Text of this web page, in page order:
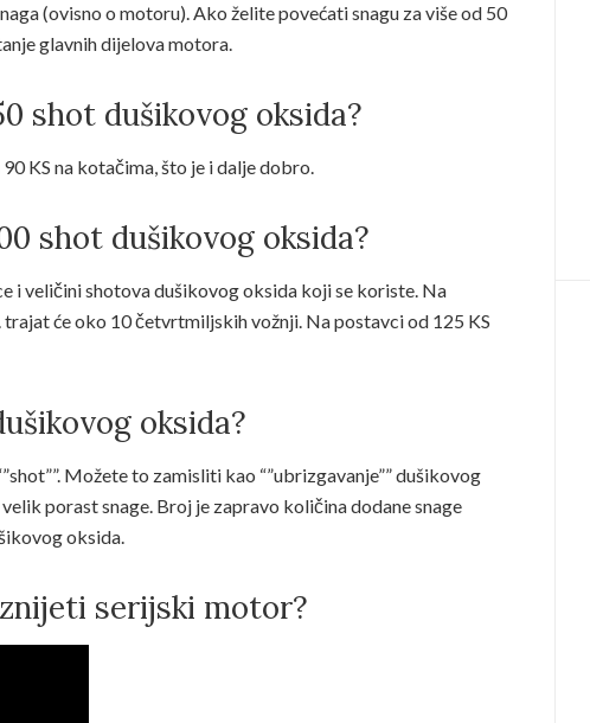
(ovisno o motoru). Ako želite povećati snagu za više od 50
glavnih dijelova motora.
shot dušikovog oksida?
KS na kotačima, što je i dalje dobro.
shot dušikovog oksida?
i veličini shotova dušikovog oksida koji se koriste. Na
će oko 10 četvrtmiljskih vožnji. Na postavci od 125 KS
oksida?
Možete to zamisliti kao “”ubrizgavanje”” dušikovog
porast snage. Broj je zapravo količina dodane snage
oksida.
serijski motor?